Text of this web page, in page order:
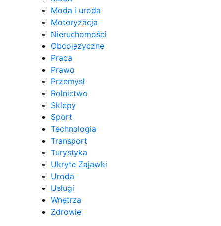
Moda i uroda
Motoryzacja
Nieruchomości
Obcojęzyczne
Praca
Prawo
Przemysł
Rolnictwo
Sklepy
Sport
Technologia
Transport
Turystyka
Ukryte Zajawki
Uroda
Usługi
Wnętrza
Zdrowie